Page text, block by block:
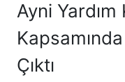
Ayni Yardım
Çıktı